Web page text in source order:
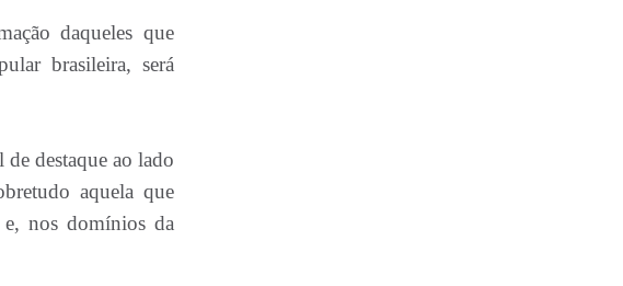
daqueles que
brasileira, será
destaque ao lado
aquela que
e, nos domínios da